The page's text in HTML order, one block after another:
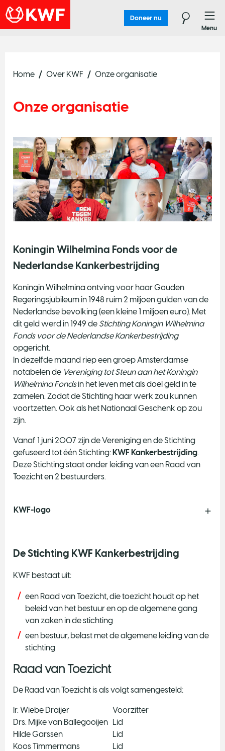
Doneer nu
Menu
Home Over KWF Onze organisatie
Onze organisatie
Koningin Wilhelmina Fonds voor de
Nederlandse Kankerbestrijding
Koningin Wilhelmina ontving voor haar Gouden
Regeringsjubileum in 1948 ruim 2 miljoen gulden van de
Nederlandse bevolking (een kleine 1 miljoen euro). Met
dit geld werd in 1949 de Stichting Koningin Wilhelmina
Fonds voor de Nederlandse Kankerbestrijding
opgericht.
In dezelfde maand riep een groep Amsterdamse
notabelen de Vereniging tot Steun aan het Koningin
Wilhelmina Fondsin het leven met als doel geld in te
zamelen. Zodat de Stichting haar werk zou kunnen
voortzetten. Ook als het Nationaal Geschenk op zou
zijn.
Vanaf 1 juni 2007 zijn de Vereniging en de Stichting
gefuseerd tot één Stichting:KWF Kankerbestrijding.
Deze Stichting staat onder leiding van een Raad van
Toezicht en 2 bestuurders.
KWF-logo
De Stichting KWF Kankerbestrijding
KWF bestaat uit:
een Raad van Toezicht, die toezicht houdt op het
beleid van het bestuur en op de algemene gang
van zaken in de stichting
een bestuur, belast met de algemene leiding van de
stichting
Raad van Toezicht
De Raad van Toezicht is als volgt samengesteld:
​Ir. Wiebe Draijer
​Voorzitter
​Drs. Mijke van Ballegooijen Lid
Hilde Garssen
Lid
Koos Timmermans
Lid